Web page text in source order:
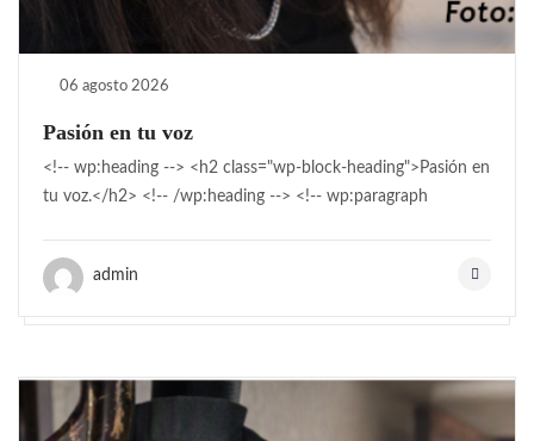
06 agosto 2026
Pasión en tu voz
<!-- wp:heading --> <h2 class="wp-block-heading">Pasión en
tu voz.</h2> <!-- /wp:heading --> <!-- wp:paragraph
admin